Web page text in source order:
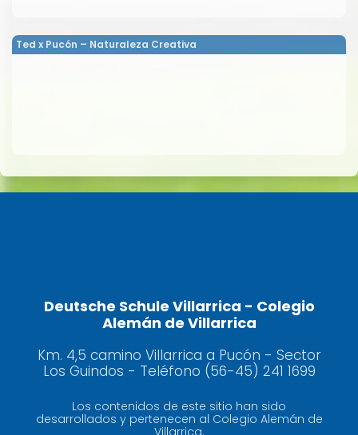
Ted x Pucón – Naturaleza Creativa
Deutsche Schule Villarrica - Colegio
Alemán de Villarrica
Km. 4,5 camino Villarrica a Pucón - Sector
Los Guindos - Teléfono (56-45) 241 1699
Los contenidos de este sitio han sido
desarrollados y pertenecen al Colegio Alemán de
Villarrica.